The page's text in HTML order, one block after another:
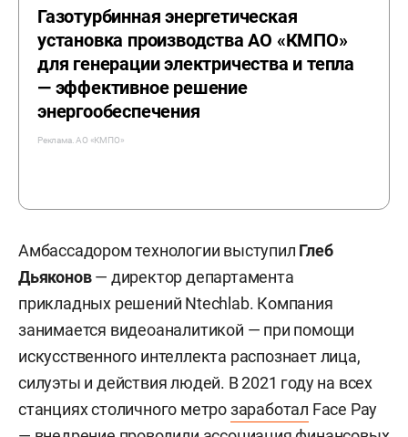
Газотурбинная энергетическая
установка производства АО «КМПО»
для генерации электричества и тепла
— эффективное решение
энергообеспечения
Реклама. АО «КМПО»
Амбассадором технологии выступил Глеб
Дьяконов— директор департамента
прикладных решений Ntechlab. Компания
занимается видеоаналитикой — при помощи
искусственного интеллекта распознает лица,
силуэты и действия людей. В 2021 году на всех
станциях столичного метрозаработал Face Pay